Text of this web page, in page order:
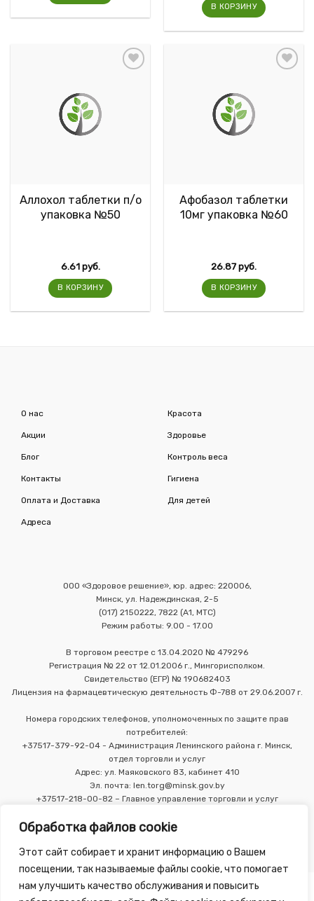
Обработка файлов cookie
Этот сайт собирает и хранит информацию о Вашем
посещении, так называемые файлы cookie, что помогает
нам улучшить качество обслуживания и повысить
В КОРЗИНУ
Аллохол таблетки п/о
упаковка №50
6.61руб.
В КОРЗИНУ
Афобазол таблетки
10мг упаковка №60
26.87руб.
В КОРЗИНУ
О нас
Акции
Блог
Контакты
Оплата и Доставка
Адреса
Красота
Здоровье
Контроль веса
Гигиена
Для детей
ООО «Здоровое решение», юр. адрес: 220006,
Минск, ул. Надеждинская, 2-5
(017) 2150222, 7822 (А1, МТС)
Режим работы: 9.00 - 17.00
В торговом реестре с 13.04.2020 № 479296
Регистрация № 22 от 12.01.2006 г., Мингорисполком.
Свидетельство (ЕГР) № 190682403
Лицензия на фармацевтическую деятельность Ф-788 от 29.06.2007 г.
Номера городских телефонов, уполномоченных по защите прав
потребителей:
+37517-379-92-04 - Администрация Ленинского района г. Минск,
отдел торговли и услуг
Адрес: ул. Маяковского 83, кабинет 410
Эл. почта: len.torg@minsk.gov.by
+37517-218-00-82 – Главное управление торговли и услуг